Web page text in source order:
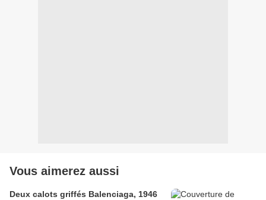
Vous aimerez aussi
Deux calots griffés Balenciaga, 1946